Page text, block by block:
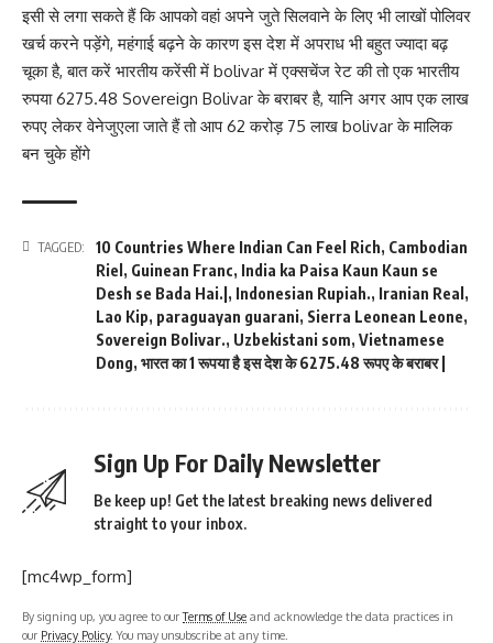
इसी से लगा सकते हैं कि आपको वहां अपने जुते सिलवाने के लिए भी लाखों पोलिवर
खर्च करने पड़ेंगे, महंगाई बढ़ने के कारण इस देश में अपराध भी बहुत ज्यादा बढ़
चूका है, बात करें भारतीय करेंसी में bolivar में एक्सचेंज रेट की तो एक भारतीय
रुपया 6275.48 Sovereign Bolivar के बराबर है, यानि अगर आप एक लाख
रुपए लेकर वेनेजुएला जाते हैं तो आप 62 करोड़ 75 लाख bolivar के मालिक
बन चुके होंगे
TAGGED: 10 Countries Where Indian Can Feel Rich, Cambodian
Riel , Guinean Franc, India ka Paisa Kaun Kaun se
Desh se Bada Hai.| , Indonesian Rupiah., Iranian Real ,
Lao Kip, paraguayan guarani, Sierra Leonean Leone,
Sovereign Bolivar., Uzbekistani som, Vietnamese
Dong, भारत का 1 रूपया है इस देश के 6275.48 रूपए के बराबर |
Sign Up For Daily Newsletter
Be keep up! Get the latest breaking news delivered
straight to your inbox.
[mc4wp_form]
By signing up, you agree to ourTerms of Use and acknowledge the data practices in
our Privacy Policy. You may unsubscribe at any time.